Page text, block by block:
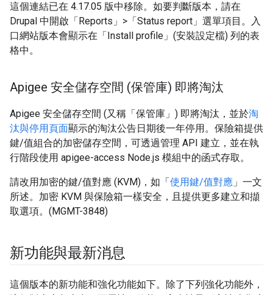
這個連結已在 4.17.05 版中移除。如要判斷版本，請在
Drupal 中開啟「Reports」>「Status report」 選單項目。入
口網站版本會顯示在「Install profile」(安裝設定檔) 列的表
格中。
Apigee 安全儲存空間 (保管庫) 即將淘汰
Apigee 安全儲存空間 (又稱「保管庫」) 即將淘汰，並於淘
汰與停用頁面顯示的淘汰公告日期後一年停用。保險箱提供
鍵/值組合的加密儲存空間，可透過管理 API 建立，並在執
行階段使用 apigee-access Node.js 模組中的函式存取。
請改用加密的鍵/值對應 (KVM)，如「使用鍵/值對應 」一文
所述。加密 KVM 與保險箱一樣安全，且提供更多建立和擷
取選項。(MGMT-3848)
新功能與最新消息
這個版本的新功能和強化功能如下。除了下列強化功能外，